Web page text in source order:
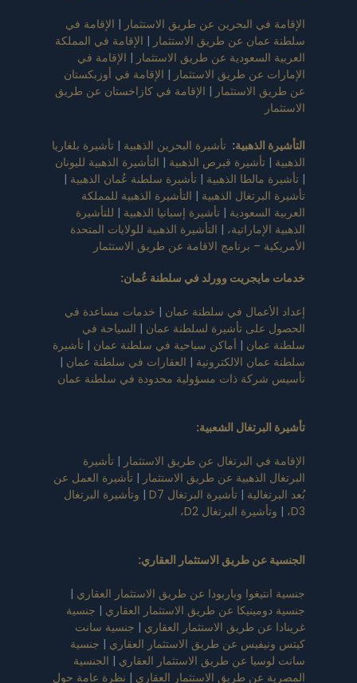
الإقامة في البحرين عن طريق الاستثمار | الإقامة في
سلطنة عمان عن طريق الاستثمار | الإقامة في المملكة
العربية السعودية عن طريق الاستثمار | الإقامة في
الإمارات عن طريق الاستثمار | الإقامة في أوزبكستان
عن طريق الاستثمار | الإقامة في كازاخستان عن طريق
الاستثمار
التأشيرة الذهبية: تأشيرة البحرين الذهبية | تأشيرة بلغاريا
الذهبية | تأشيرة قبرص الذهبية | التأشيرة الذهبية لليونان
| تأشيرة مالطا الذهبية | تأشيرة سلطنة عُمان الذهبية |
تأشيرة البرتغال الذهبية | التأشيرة الذهبية للمملكة
العربية السعودية | تأشيرة إسبانيا الذهبية | للتأشيرة
الذهبية الإماراتية، | التأشيرة الذهبية للولايات المتحدة
الأمريكية – برنامج الاقامة عن طريق الاستثمار
خدمات مايجريت وورلد في سلطنة عُمان:
إعداد الأعمال في سلطنة عمان | خدمات مساعدة في
الحصول على تأشيرة لسلطنة عمان | السياحة في
سلطنة عمان | أماكن سياحية في سلطنة عمان | تأشيرة
سلطنة عمان الالكترونية | العقارات في سلطنة عمان |
تأسيس شركة ذات مسؤولية محدودة في سلطنة عمان
تأشيرة البرتغال الشعبية:
الإقامة في البرتغال عن طريق الاستثمار | تأشيرة
البرتغال الذهبية عن طريق الاستثمار | تأشيرة العمل عن
بُعد البرتغالية | تأشيرة البرتغال D7 | وتأشيرة البرتغال
D3، | وتأشيرة البرتغال D2،
الجنسية عن طريق الاستثمار العقاري:
جنسية انتيغوا وباربودا عن طريق الاستثمار العقاري |
جنسية دومينيكا عن طريق الاستثمار العقاري | جنسية
غرينادا عن طريق الاستثمار العقاري | جنسية سانت
كيتس ونيفيس عن طريق الاستثمار العقاري | جنسية
سانت لوسيا عن طريق الاستثمار العقاري | الجنسية
المصرية عن طريق الاستثمار العقاري | نظرة عامة حول